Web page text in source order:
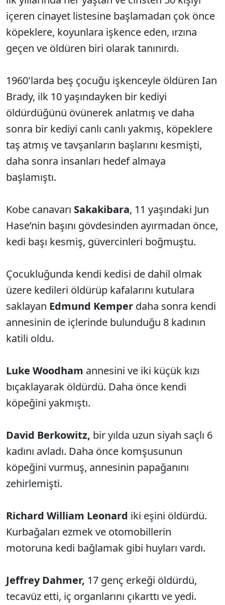
içeren cinayet listesine başlamadan çok önce
köpeklere, koyunlara işkence eden, ırzına
geçen ve öldüren biri olarak tanınırdı.
1960'larda beş çocuğu işkenceyle öldüren Ian
Brady, ilk 10 yaşındayken bir kediyi
öldürdüğünü övünerek anlatmış ve daha
sonra bir kediyi canlı canlı yakmış, köpeklere
taş atmış ve tavşanların başlarını kesmişti,
daha sonra insanları hedef almaya
başlamıştı.
Kobe canavarı Sakakibara, 11 yaşındaki Jun
Hase’nin başını gövdesinden ayırmadan önce,
kedi başı kesmiş, güvercinleri boğmuştu.
Çocukluğunda kendi kedisi de dahil olmak
üzere kedileri öldürüp kafalarını kutulara
saklayan Edmund Kemper daha sonra kendi
annesinin de içlerinde bulunduğu 8 kadının
katili oldu.
Luke Woodham annesini ve iki küçük kızı
bıçaklayarak öldürdü. Daha önce kendi
köpeğini yakmıştı.
David Berkowitz, bir yılda uzun siyah saçlı 6
kadını avladı. Daha önce komşusunun
köpeğini vurmuş, annesinin papağanını
zehirlemişti.
Richard William Leonard iki eşini öldürdü.
Kurbağaları ezmek ve otomobillerin
motoruna kedi bağlamak gibi huyları vardı.
Jeffrey Dahmer, 17 genç erkeği öldürdü,
tecavüz etti, iç organlarını çıkarttı ve yedi.